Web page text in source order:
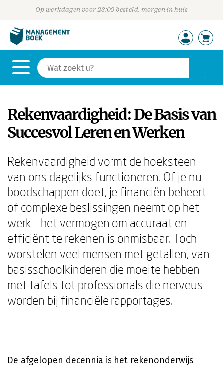
Op werkdagen voor 23:00 besteld, morgen in huis
Rekenvaardigheid: De Basis van
Succesvol Leren en Werken
Rekenvaardigheid vormt de hoeksteen
van ons dagelijks functioneren. Of je nu
boodschappen doet, je financiën beheert
of complexe beslissingen neemt op het
werk – het vermogen om accuraat en
efficiënt te rekenen is onmisbaar. Toch
worstelen veel mensen met getallen, van
basisschoolkinderen die moeite hebben
met tafels tot professionals die nerveus
worden bij financiële rapportages.
De afgelopen decennia is het rekenonderwijs